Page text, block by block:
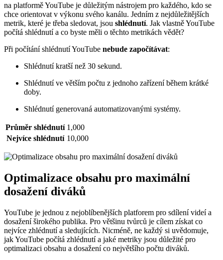
na platformě YouTube je důležitým nástrojem pro každého, kdo se
chce orientovat v výkonu svého kanálu. Jedním z nejdůležitějších
metrik, které je třeba sledovat, jsou shlédnutí. Jak vlastně YouTube
počítá shlédnutí a co byste měli o těchto metrikách vědět?
Při počítání shlédnutí YouTube nebude započítávat:
Shlédnutí kratší než 30 sekund.
Shlédnutí ve větším počtu z jednoho zařízení během krátké
doby.
Shlédnutí generovaná automatizovanými systémy.
Průměr shlédnutí 1,000
Nejvíce shlédnutí 10,000
Optimalizace obsahu pro maximální
dosažení diváků
YouTube je jednou z nejoblíbenějších platforem pro sdílení videí a
dosažení širokého publika. Pro většinu tvůrců je cílem získat co
nejvíce zhlédnutí a sledujících. Nicméně, ne každý si uvědomuje,
jak YouTube počítá zhlédnutí a jaké metriky jsou důležité pro
optimalizaci obsahu a dosažení co největšího počtu diváků.